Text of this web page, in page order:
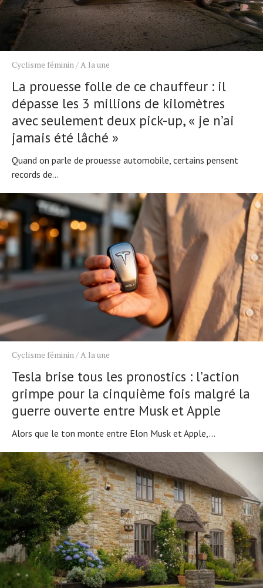
Cyclisme féminin/A la une
La prouesse folle de ce chauffeur : il
dépasse les 3 millions de kilomètres
avec seulement deux pick-up, « je n’ai
jamais été lâché »
Quand on parle de prouesse automobile, certains pensent
records de...
Cyclisme féminin/A la une
Tesla brise tous les pronostics : l’action
grimpe pour la cinquième fois malgré la
guerre ouverte entre Musk et Apple
Alors que le ton monte entre Elon Musk et Apple,...